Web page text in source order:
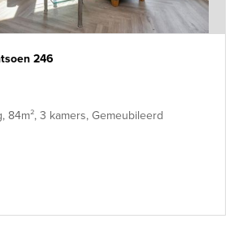
246
84m², 3 kamers, Gemeubileerd